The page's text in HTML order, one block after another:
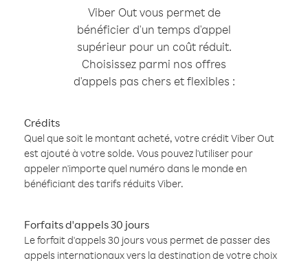
Viber Out vous permet de
bénéficier d'un temps d'appel
supérieur pour un coût réduit.
Choisissez parmi nos offres
d'appels pas chers et flexibles :
Crédits
Quel que soit le montant acheté, votre crédit Viber Out
est ajouté à votre solde. Vous pouvez l'utiliser pour
appeler n'importe quel numéro dans le monde en
bénéficiant des tarifs réduits Viber.
Forfaits d'appels 30 jours
Le forfait d'appels 30 jours vous permet de passer des
appels internationaux vers la destination de votre choix